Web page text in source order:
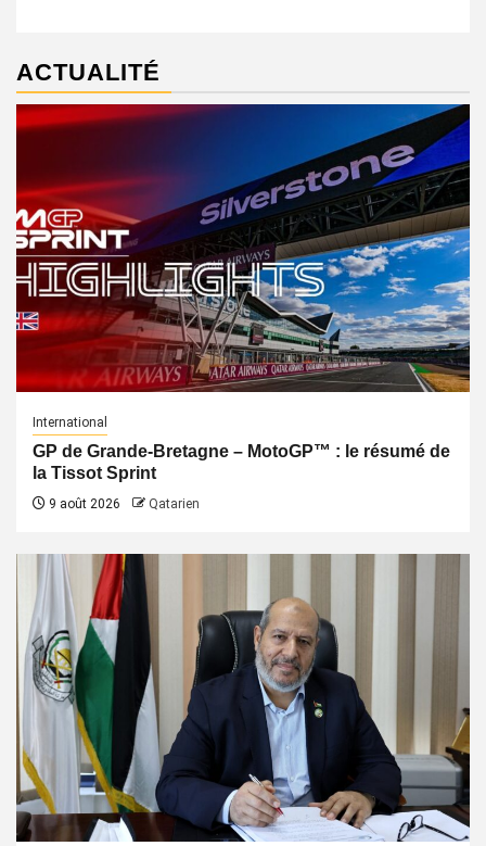
ACTUALITÉ
International
GP de Grande-Bretagne – MotoGP™ : le résumé de
la Tissot Sprint
9 août 2026 Qatarien